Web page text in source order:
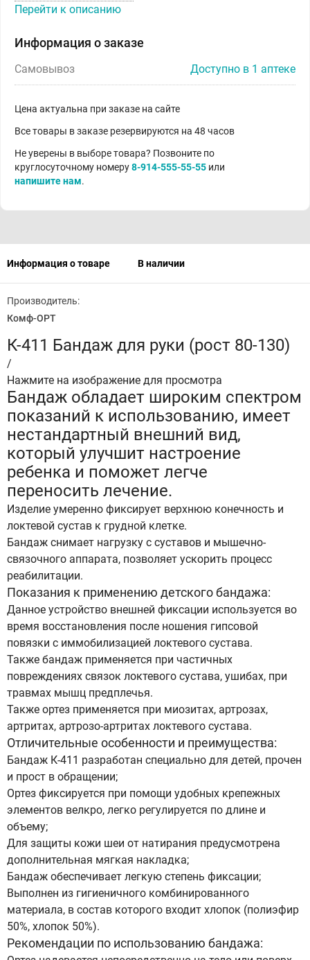
Перейти к описанию
Информация о заказе
Самовывоз Доступно в 1 аптеке
Цена актуальна при заказе на сайте
Все товары в заказе резервируются на 48 часов
Не уверены в выборе товара? Позвоните по
круглосуточному номеру8-914-555-55-55 или
напишите нам.
Информация о товаре В наличии
Производитель:
Комф-ОРТ
К-411 Бандаж для руки (рост 80-130)
/
Нажмите на изображение для просмотра
Бандаж обладает широким спектром
показаний к использованию, имеет
нестандартный внешний вид,
который улучшит настроение
ребенка и поможет легче
переносить лечение.
Изделие умеренно фиксирует верхнюю конечность и
локтевой сустав к грудной клетке.
Бандаж снимает нагрузку с суставов и мышечно-
связочного аппарата, позволяет ускорить процесс
реабилитации.
Показания к применению детского бандажа:
Данное устройство внешней фиксации используется во
время восстановления после ношения гипсовой
повязки с иммобилизацией локтевого сустава.
Также бандаж применяется при частичных
повреждениях связок локтевого сустава, ушибах, при
травмах мышц предплечья.
Также ортез применяется при миозитах, артрозах,
артритах, артрозо-артритах локтевого сустава.
Отличительные особенности и преимущества:
Бандаж К-411 разработан специально для детей, прочен
и прост в обращении;
Ортез фиксируется при помощи удобных крепежных
элементов велкро, легко регулируется по длине и
объему;
Для защиты кожи шеи от натирания предусмотрена
дополнительная мягкая накладка;
Бандаж обеспечивает легкую степень фиксации;
Выполнен из гигиеничного комбинированного
материала, в состав которого входит хлопок (полиэфир
50%, хлопок 50%).
Рекомендации по использованию бандажа: